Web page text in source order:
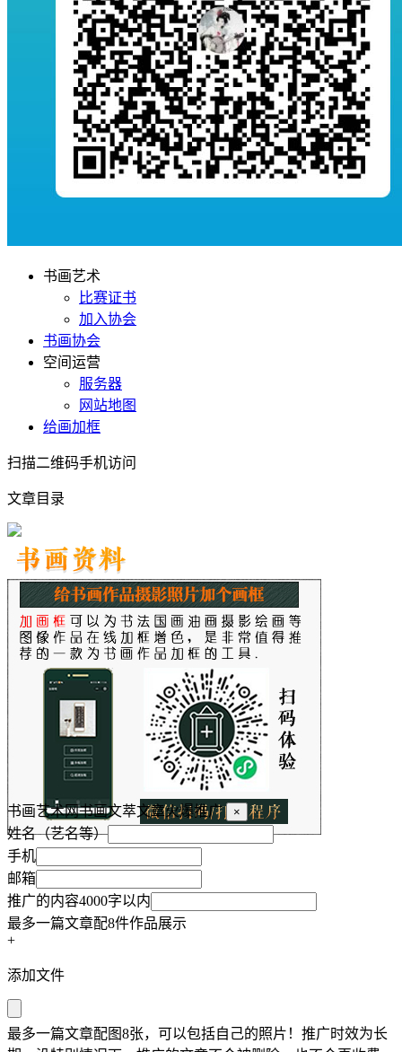
书画艺术
比赛证书
加入协会
书画协会
空间运营
服务器
网站地图
给画加框
扫描二维码手机访问
文章目录
书画艺术网书画文萃文章火爆推广 ×
姓名（艺名等）
手机
邮箱
推广的内容4000字以内
最多一篇文章配8件作品展示
+
添加文件
最多一篇文章配图8张，可以包括自己的照片！推广时效为长